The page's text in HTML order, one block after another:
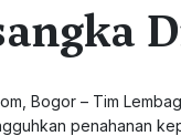
Bogor – Tim
penahanan